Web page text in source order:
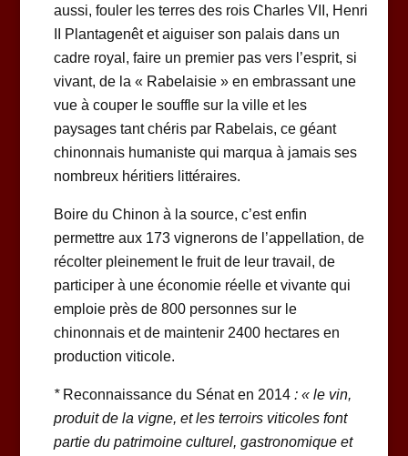
aussi, fouler les terres des rois Charles VII, Henri
II Plantagenêt et aiguiser son palais dans un
cadre royal, faire un premier pas vers l’esprit, si
vivant, de la « Rabelaisie » en embrassant une
vue à couper le souffle sur la ville et les
paysages tant chéris par Rabelais, ce géant
chinonnais humaniste qui marqua à jamais ses
nombreux héritiers littéraires.
Boire du Chinon à la source, c’est enfin
permettre aux 173 vignerons de l’appellation, de
récolter pleinement le fruit de leur travail, de
participer à une économie réelle et vivante qui
emploie près de 800 personnes sur le
chinonnais et de maintenir 2400 hectares en
production viticole.
*Reconnaissance du Sénat en 2014: « le vin,
produit de la vigne, et les terroirs viticoles font
partie du patrimoine culturel, gastronomique et